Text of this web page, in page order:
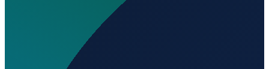
Wo liegt Aeródromo de Ordis?
Auf welcher Höhe liegt Aeródromo de Ordis?